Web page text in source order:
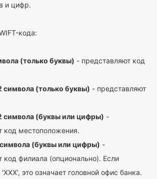
и цифр.
кода:
(только буквы) - представляют код
(только буквы) - представляют
(буквы или цифры) -
код местоположения.
(буквы или цифры) -
код филиала (опционально). Если
это означает головной офис банка.